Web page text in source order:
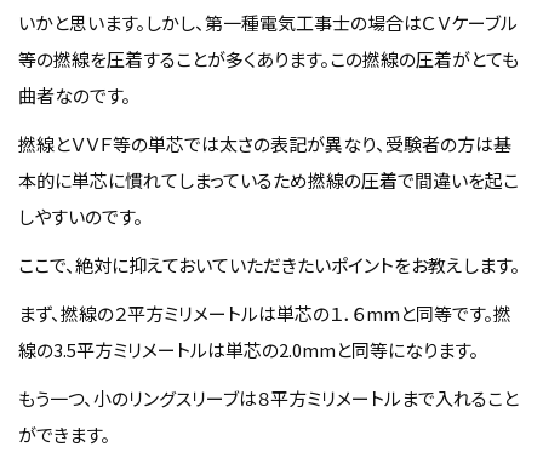
いかと思います。しかし、第一種電気工事士の場合はＣＶケーブル
等の撚線を圧着することが多くあります。この撚線の圧着がとても
曲者なのです。
撚線とＶＶＦ等の単芯では太さの表記が異なり、受験者の方は基
本的に単芯に慣れてしまっているため撚線の圧着で間違いを起こ
しやすいのです。
ここで、絶対に抑えておいていただきたいポイントをお教えします。
まず、撚線の２平方ミリメートルは単芯の１．６mmと同等です。撚
線の3.5平方ミリメートルは単芯の2.0mmと同等になります。
もう一つ、小のリングスリーブは８平方ミリメートルまで入れること
ができます。